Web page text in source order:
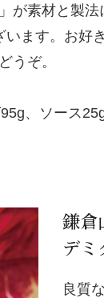
素材と製
ます。お好
うぞ。
、ソース25g
鎌倉
デミ
良質